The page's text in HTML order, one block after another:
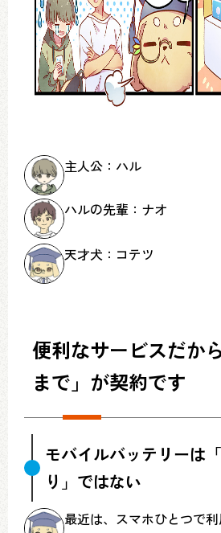
主人公：ハル
ハルの先輩：ナオ
天才犬：コテツ
便利なサービスだか
まで」が契約です
モバイルバッテリーは
り」ではない
最近は、スマホひとつで